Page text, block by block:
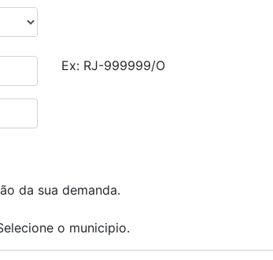
Ex: RJ-999999/O
da sua demanda.
o municipio.